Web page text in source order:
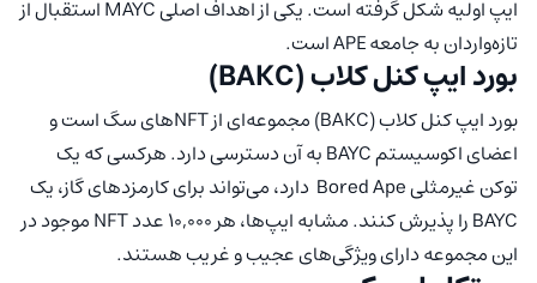
ایپ اولیه شکل گرفته است. یکی از اهداف اصلی MAYC استقبال از
تازه‌واردان به جامعه APE است.
بورد ایپ کنل کلاب (BAKC)
بورد ایپ کنل کلاب (BAKC) مجموعه‌ای از NFTهای سگ است و
اعضای اکوسیستم BAYC به آن دسترسی دارد. هرکسی که یک
توکن غیرمثلی Bored Ape دارد، می‌تواند برای کارمزدهای گاز، یک
BAYC را پذیرش کنند. مشابه ایپ‌ها، هر 10,000 عدد NFT موجود در
این مجموعه دارای ویژگی‌های عجیب و غریب هستند.